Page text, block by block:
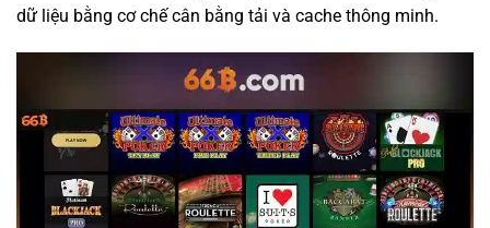
dữ liệu bằng cơ chế cân bằng tải và cache thông minh.